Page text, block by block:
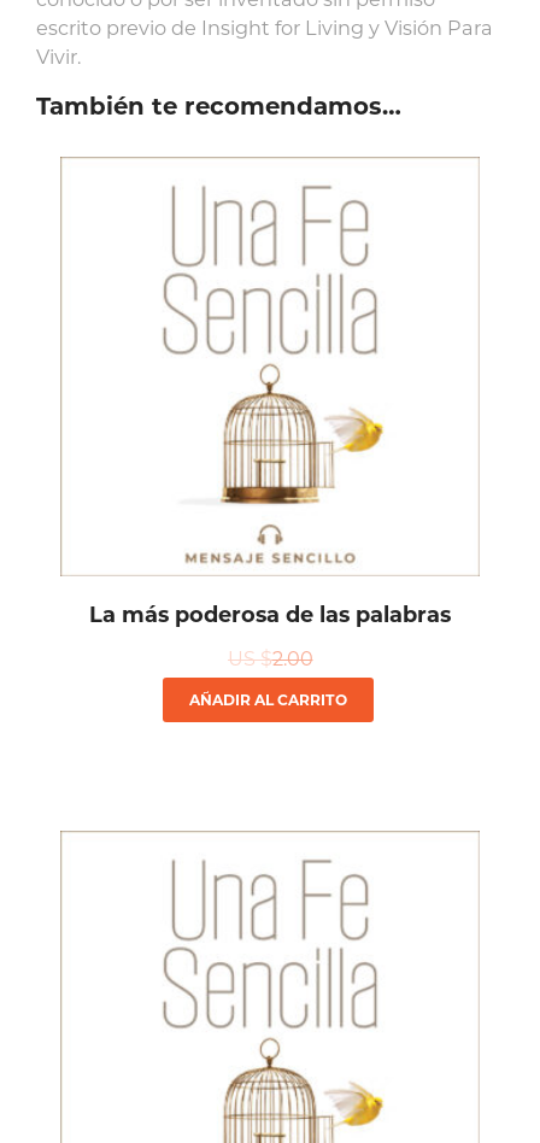
escrito previo de Insight for Living y Visión Para
Vivir.
También te recomendamos…
La más poderosa de las palabras
US $2.00
AÑADIR AL CARRITO